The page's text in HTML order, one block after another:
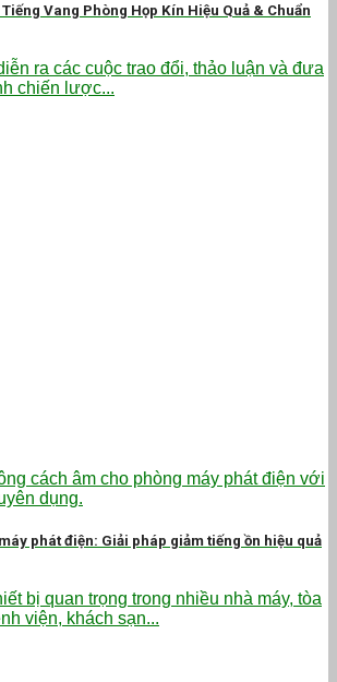
Tiếng Vang Phòng Họp Kín Hiệu Quả & Chuẩn
ra các cuộc trao đổi, thảo luận và đưa
chiến lược...
phát điện: Giải pháp giảm tiếng ồn hiệu quả
bị quan trọng trong nhiều nhà máy, tòa
viện, khách sạn...